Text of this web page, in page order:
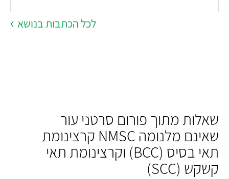
לכל הכתבות בנושא
שאלות מתוך פורום סרטני עור
שאינם מלנומה NMSC קרצינומת
תאי בסיס (BCC) וקרצינומת תאי
קשקש (SCC)